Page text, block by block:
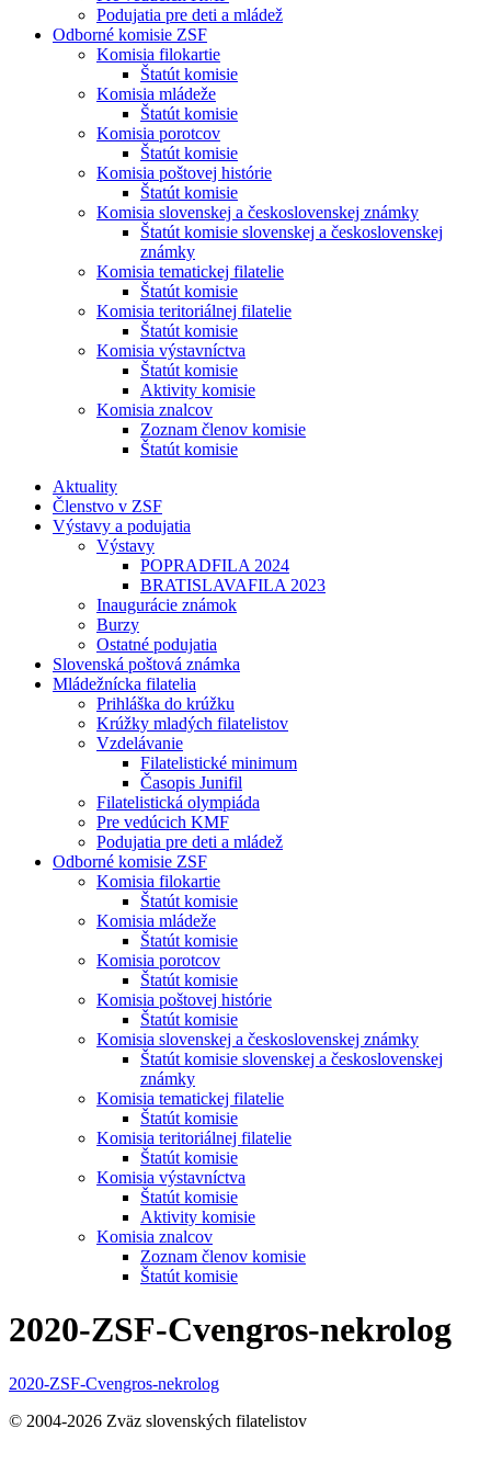
Podujatia pre deti a mládež
Odborné komisie ZSF
Komisia filokartie
Štatút komisie
Komisia mládeže
Štatút komisie
Komisia porotcov
Štatút komisie
Komisia poštovej histórie
Štatút komisie
Komisia slovenskej a československej známky
Štatút komisie slovenskej a československej
známky
Komisia tematickej filatelie
Štatút komisie
Komisia teritoriálnej filatelie
Štatút komisie
Komisia výstavníctva
Štatút komisie
Aktivity komisie
Komisia znalcov
Zoznam členov komisie
Štatút komisie
Aktuality
Členstvo v ZSF
Výstavy a podujatia
Výstavy
POPRADFILA 2024
BRATISLAVAFILA 2023
Inaugurácie známok
Burzy
Ostatné podujatia
Slovenská poštová známka
Mládežnícka filatelia
Prihláška do krúžku
Krúžky mladých filatelistov
Vzdelávanie
Filatelistické minimum
Časopis Junifil
Filatelistická olympiáda
Pre vedúcich KMF
Podujatia pre deti a mládež
Odborné komisie ZSF
Komisia filokartie
Štatút komisie
Komisia mládeže
Štatút komisie
Komisia porotcov
Štatút komisie
Komisia poštovej histórie
Štatút komisie
Komisia slovenskej a československej známky
Štatút komisie slovenskej a československej
známky
Komisia tematickej filatelie
Štatút komisie
Komisia teritoriálnej filatelie
Štatút komisie
Komisia výstavníctva
Štatút komisie
Aktivity komisie
Komisia znalcov
Zoznam členov komisie
Štatút komisie
2020-ZSF-Cvengros-nekrolog
2020-ZSF-Cvengros-nekrolog
© 2004-2026 Zväz slovenských filatelistov